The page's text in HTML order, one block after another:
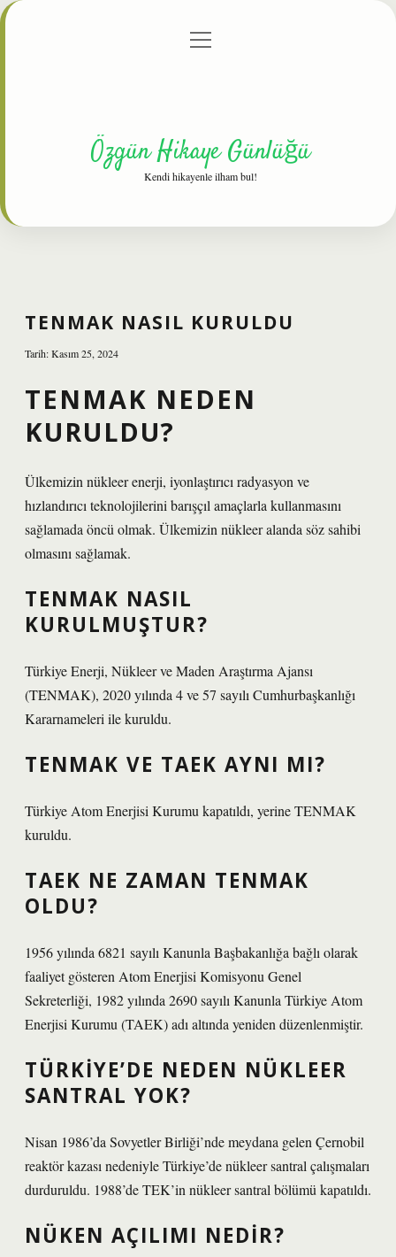
Gizlilik Politikası
menüyü
Özgün Hikaye Günlüğü
Kendi hikayenle ilham bul!
TENMAK NASIL KURULDU
Tarih: Kasım 25, 2024
TENMAK NEDEN
KURULDU?
Ülkemizin nükleer enerji, iyonlaştırıcı radyasyon ve
hızlandırıcı teknolojilerini barışçıl amaçlarla kullanmasını
sağlamada öncü olmak. Ülkemizin nükleer alanda söz sahibi
olmasını sağlamak.
TENMAK NASIL
KURULMUŞTUR?
Türkiye Enerji, Nükleer ve Maden Araştırma Ajansı
(TENMAK), 2020 yılında 4 ve 57 sayılı Cumhurbaşkanlığı
Kararnameleri ile kuruldu.
TENMAK VE TAEK AYNI MI?
Türkiye Atom Enerjisi Kurumu kapatıldı, yerine TENMAK
kuruldu.
TAEK NE ZAMAN TENMAK
OLDU?
1956 yılında 6821 sayılı Kanunla Başbakanlığa bağlı olarak
faaliyet gösteren Atom Enerjisi Komisyonu Genel
Sekreterliği, 1982 yılında 2690 sayılı Kanunla Türkiye Atom
Enerjisi Kurumu (TAEK) adı altında yeniden düzenlenmiştir.
TÜRKIYE’DE NEDEN NÜKLEER
SANTRAL YOK?
Nisan 1986’da Sovyetler Birliği’nde meydana gelen Çernobil
reaktör kazası nedeniyle Türkiye’de nükleer santral çalışmaları
durduruldu. 1988’de TEK’in nükleer santral bölümü kapatıldı.
NÜKEN AÇILIMI NEDIR?